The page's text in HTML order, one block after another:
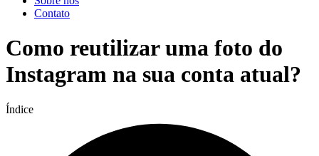
Contato
Como reutilizar uma foto do
Instagram na sua conta atual?
Índice